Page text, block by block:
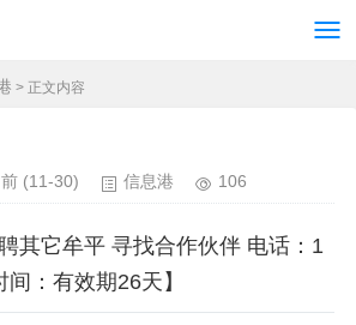
> 正文内容
(11-30) 信息港 106
其它牟平 寻找合作伙伴 电话：1
：有效期26天】